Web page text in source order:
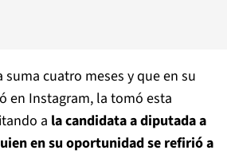
suma cuatro meses y que en su
en Instagram, la tomó esta
a la candidata a diputada a
en su oportunidad se refirió a